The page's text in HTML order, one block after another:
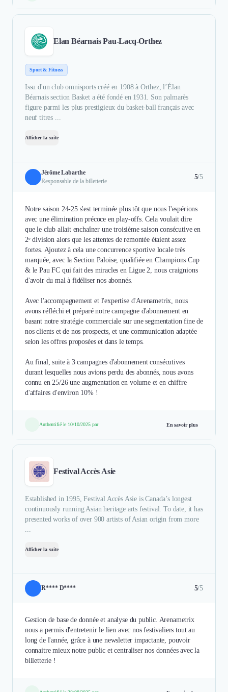
Elan Béarnais Pau-Lacq-Orthez
Sport & Fitness
Issu d'un club omnisports créé en 1908 à Orthez, l’Élan
Béarnais section Basket a été fondé en 1931. Son palmarès
figure parmi les plus prestigieux du basket-ball français avec
neuf titres ...
Afficher la suite
Jérôme Labarthe
Responsable de la billetterie
5/5
Notre saison 24-25 s'est terminée plus tôt que nous l'espérions
avec une élimination précoce en play-offs. Cela voulait dire
que le club allait enchaîner une troisième saison consécutive en
2ᵉ division alors que les attentes de remontée étaient assez
fortes. Ajoutez à cela une concurrence sportive locale très
marquée, avec la Section Paloise, qualifiée en Champions Cup
& le Pau FC qui fait des miracles en Ligue 2, nous craignions
d'avoir du mal à fidéliser nos abonnés.
Avec l'accompagnement et l'expertise d'Arenametrix, nous
avons réfléchi et préparé notre campagne d'abonnement en
basant notre stratégie commerciale sur une segmentation fine de
nos clients et de nos prospects, et une communication adaptée
selon les offres proposées et dans le temps.
Au final, suite à 3 campagnes d'abonnement consécutives
durant lesquelles nous avions perdu des abonnés, nous avons
connu en 25/26 une augmentation en volume et en chiffre
Authentifié le 10/10/2025 par En savoir plus
Festival Accès Asie
Established in 1995, Festival Accès Asie is Canada’s longest
continuously running Asian heritage arts festival. To date, it has
presented works of over 900 artists of Asian origin from more
Afficher la suite
R**** D**** 5/5
Gestion de base de donnée et analyse du public. Arenametrix
nous a permis d'entretenir le lien avec nos festivaliers tout au
long de l'année, grâce à une newsletter impactante, pouvoir
connaitre mieux notre public et centraliser nos données avec la
billetterie !